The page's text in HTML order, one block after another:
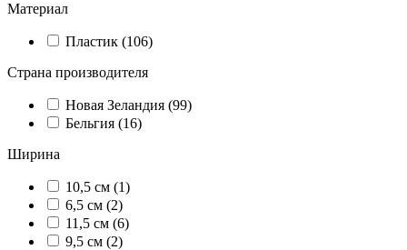
Материал
Пластик (106)
Страна производителя
Новая Зеландия (99)
Бельгия (16)
Ширина
10,5 см (1)
6,5 см (2)
11,5 см (6)
9,5 см (2)